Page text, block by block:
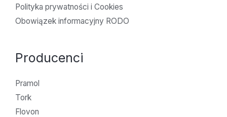
Polityka prywatności i Cookies
Obowiązek informacyjny RODO
Producenci
Pramol
Tork
Flovon